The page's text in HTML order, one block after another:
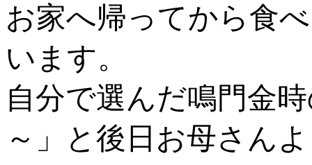
お家へ帰ってから食
います。
自分で選んだ鳴門金
～」と後日お母さん